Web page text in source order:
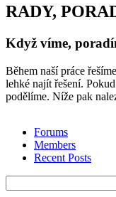
RADY,
Když víme,
Během naší práce
lehké najít řešení.
podělíme. Níže pak
Forums
Members
Recent Posts